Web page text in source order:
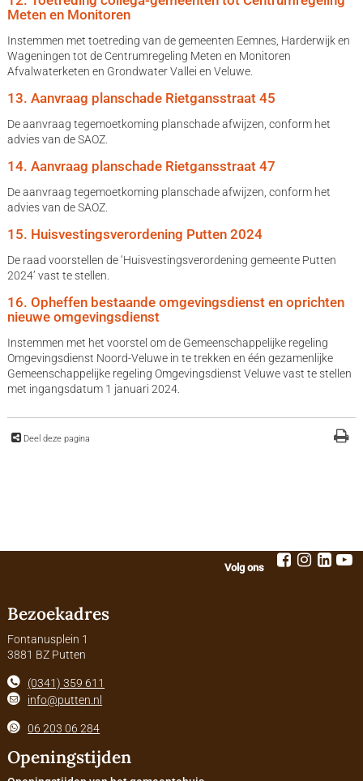
Meten en Monitoren
Instemmen met toetreding van de gemeenten Eemnes, Harderwijk en
Wageningen tot de Centrumregeling Meten en Monitoren
Afvalwaterketen en Grondwater Vallei en Veluwe.
13. Aanvraag planschade Rietgansstraat 45
De aanvraag tegemoetkoming planschade afwijzen, conform het
advies van de SAOZ.
14. Aanvraag planschade Rietgansstraat 47
De aanvraag tegemoetkoming planschade afwijzen, conform het
advies van de SAOZ.
15. Huisvestingsverordening Putten 2024
De raad voorstellen de ‘Huisvestingsverordening gemeente Putten
2024’ vast te stellen.
16. Opheffen bestaande omgevingsdienst en oprichten
nieuwe omgevingsdienst
Instemmen met het voorstel om de Gemeenschappelijke regeling
Omgevingsdienst Noord-Veluwe in te trekken en één gezamenlijke
Gemeenschappelijke regeling Omgevingsdienst Veluwe vast te stellen
met ingangsdatum 1 januari 2024.
Deel deze pagina
Volg ons
Bezoekadres
Fontanusplein 1
3881 BZ Putten
(0341) 359 611
info@putten.nl
06 203 06 284
Openingstijden